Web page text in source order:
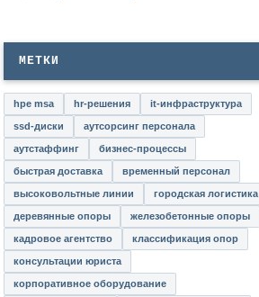
МЕТКИ
hpe msa hr-решения it-инфраструктура
ssd-диски аутсорсинг персонала
аутстаффинг бизнес-процессы
быстрая доставка временный персонал
высоковольтные линии городская логистика
деревянные опоры железобетонные опоры
кадровое агентство классификация опор
консультации юриста
корпоративное оборудование